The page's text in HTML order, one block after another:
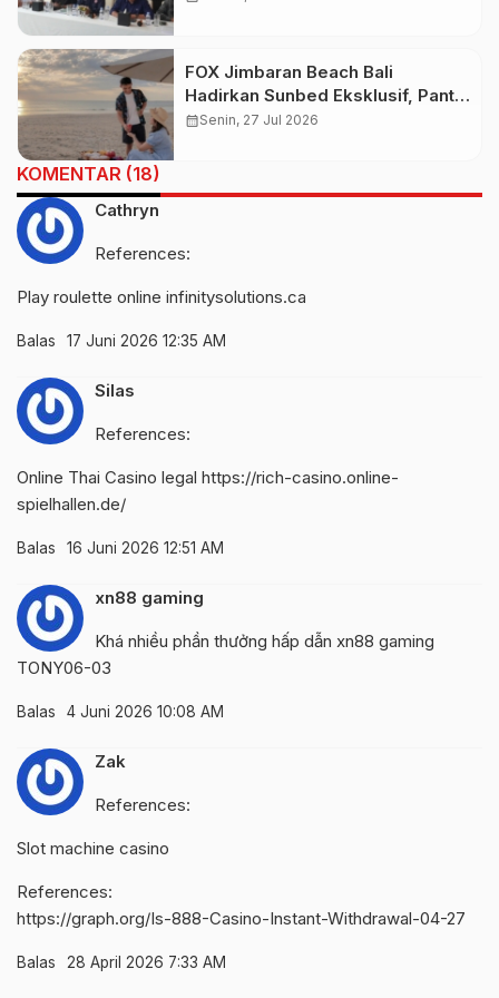
FOX Jimbaran Beach Bali
Hadirkan Sunbed Eksklusif, Pantai
Cuma 5 Menit dari Hotel
calendar_monthSenin, 27 Jul 2026
KOMENTAR (18)
Cathryn
References:
Play roulette online infinitysolutions.ca
Balas 17 Juni 2026 12:35 AM
Silas
References:
Online Thai Casino legal https://rich-casino.online-
spielhallen.de/
Balas 16 Juni 2026 12:51 AM
xn88 gaming
Khá nhiều phần thưởng hấp dẫn xn88 gaming
TONY06-03
Balas 4 Juni 2026 10:08 AM
Zak
References:
Slot machine casino
References:
https://graph.org/Is-888-Casino-Instant-Withdrawal-04-27
Balas 28 April 2026 7:33 AM